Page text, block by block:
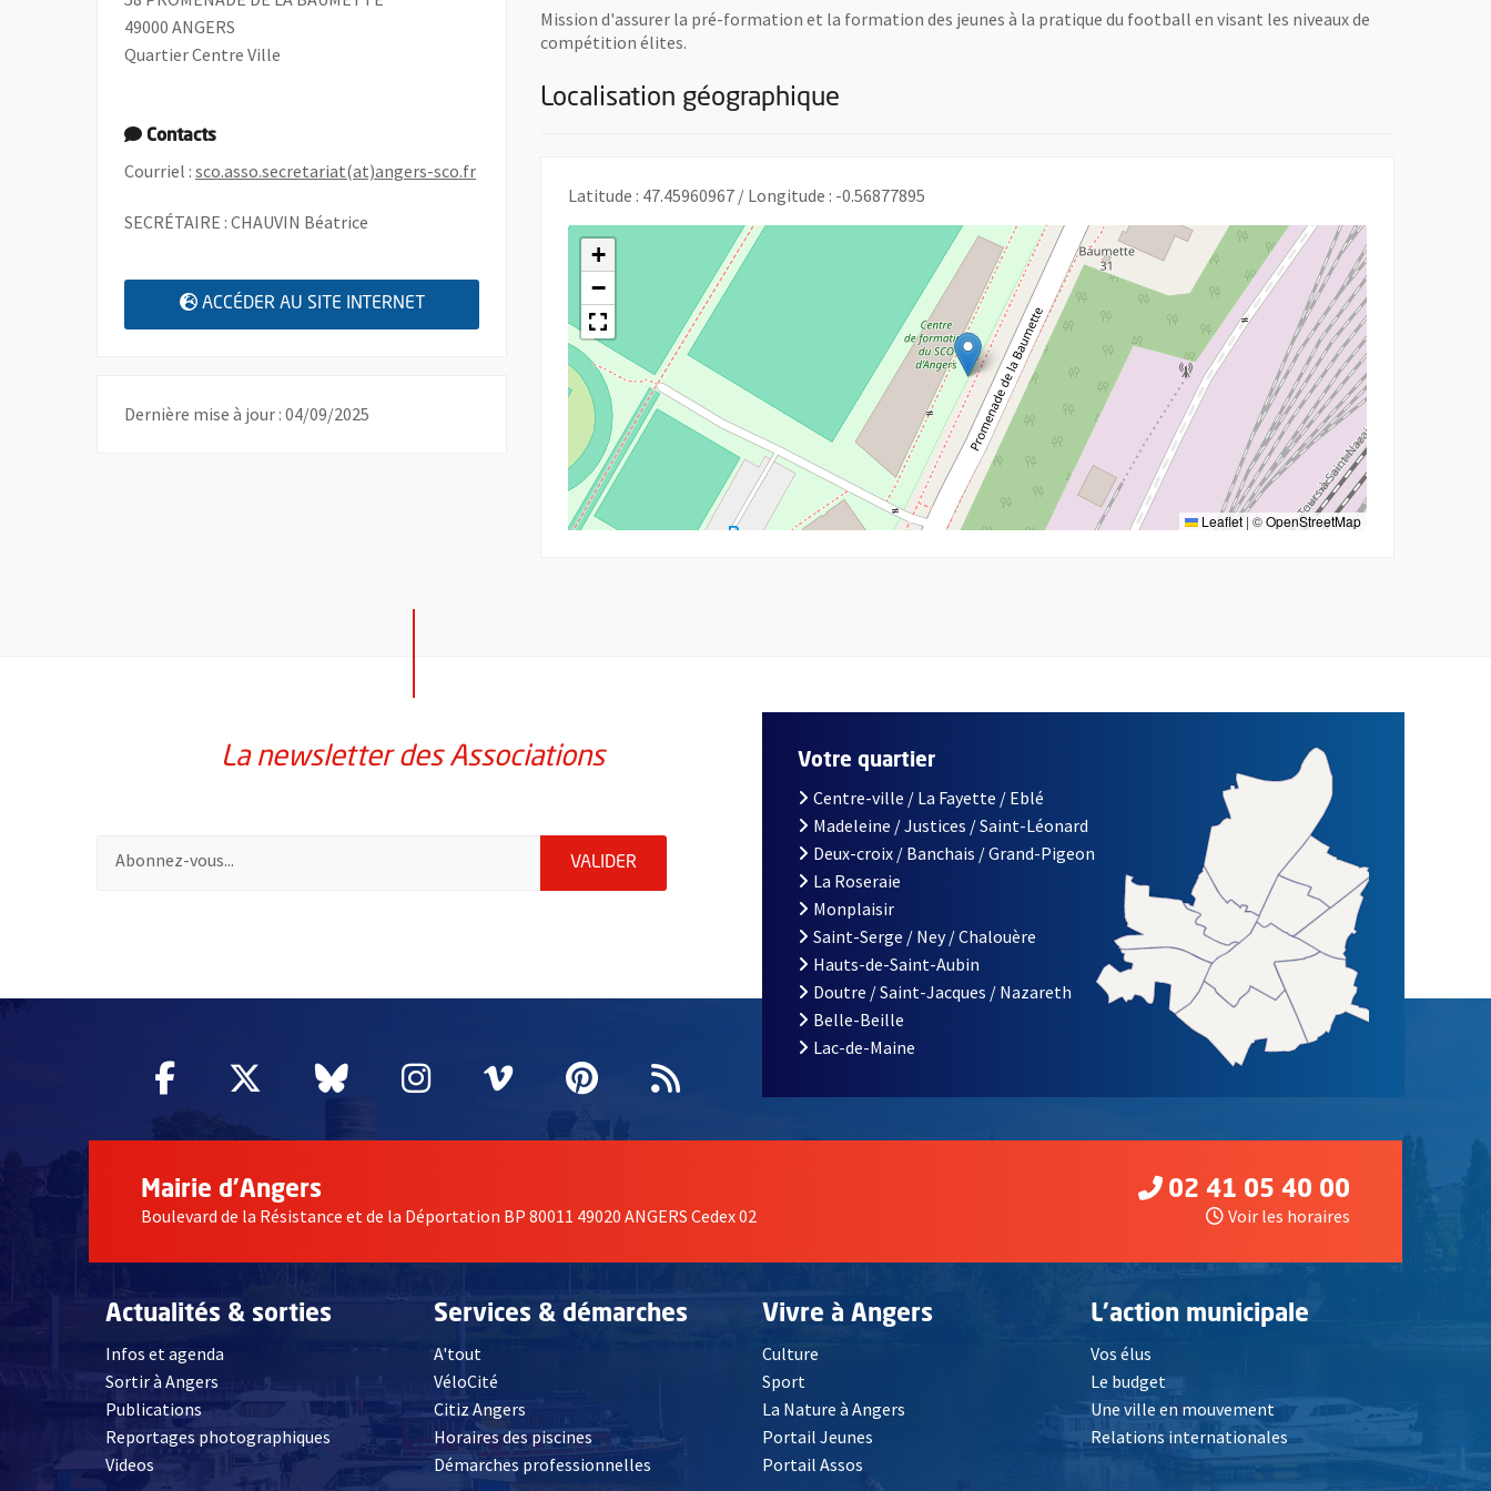
Mission d'assurer la pré-formation et la formation des jeunes à la pratique du football en visant les niveaux de
compétition élites.
Localisation géographique
Latitude : 47.45960967 / Longitude : -0.56877895
+
−
Leaflet | ©OpenStreetMap
49000 ANGERS
Quartier Centre Ville
Contacts
Courriel :sco.asso.secretariat(at)angers-sco.fr, Ouvre une nouvelle fenêtre
SECRÉTAIRE : CHAUVIN Béatrice
ACCÉDER AU SITE INTERNET , OUVRE UNE NOUVELLE FENÊTRE
Dernière mise à jour : 04/09/2025
La newsletter des Associations
Pour vous inscrire à la lettre d'information des associations de la ville d'Angers, indiquez votre email (champ obligatoire)
VALIDER ENVOYER MA DEMANDE D'INSCRIPTION À LA LETTRE D'INFORMATION DES ASSOCIATIONS DE LA VILLE
Facebook
, Ouvre une nouvelle fenêtre
Twitter
, Ouvre une nouvelle fenêtre
Bluesky
, Ouvre une nouvelle fenêtre
Instagram
, Ouvre une nouvelle fenêtre
Vimeo
, Ouvre une nouvelle fenêtre
Pinterest
, Ouvre une nouvelle fenêtre
Flux RSS
Votre quartier
Centre-ville / La Fayette / Eblé
Madeleine / Justices / Saint-Léonard
Deux-croix / Banchais / Grand-Pigeon
La Roseraie
Monplaisir
Saint-Serge / Ney / Chalouère
Hauts-de-Saint-Aubin
Doutre / Saint-Jacques / Nazareth
Belle-Beille
Lac-de-Maine
Mairie d'Angers
Boulevard de la Résistance et de la Déportation BP 80011 49020 ANGERS Cedex 02
02 41 05 40 00
Voir les horaires
Actualités & sorties
Infos et agenda
Sortir à Angers
Publications
Reportages photographiques
Videos, Ouvre une nouvelle fenêtre
Services & démarches
A'tout
VéloCité
Citiz Angers , Ouvre une nouvelle fenêtre
Horaires des piscines
Démarches professionnelles
Vivre à Angers
Culture
Sport
La Nature à Angers
Portail Jeunes
Portail Assos
L'action municipale
Vos élus
Le budget
Une ville en mouvement
Relations internationales